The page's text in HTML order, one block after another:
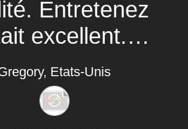
excellent.
commande
certainement
d'encore.
Etats-Unis